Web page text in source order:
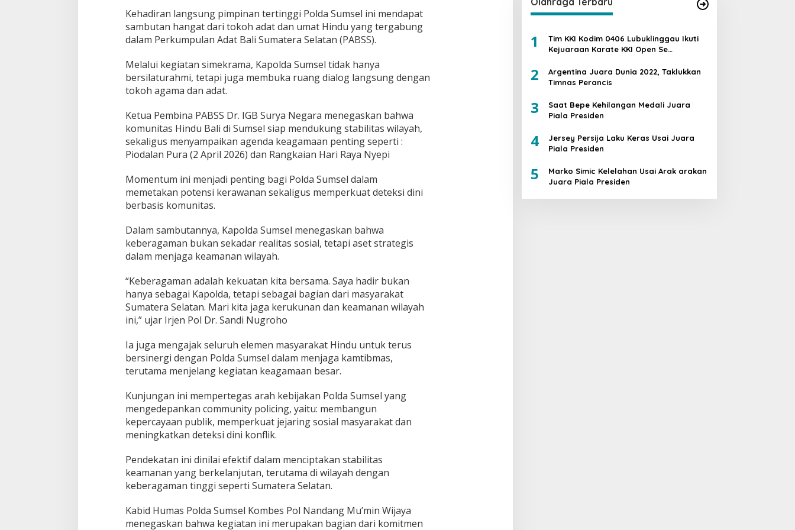
n
K
e
m
n
a
B
e
b
a
s
K
e
e
r
s
a
a
a
n
Kehadiran langsung pimpinan tertinggi Polda Sumsel ini mendapat
sambutan hangat dari tokoh adat dan umat Hindu yang tergabung
dalam Perkumpulan Adat Bali Sumatera Selatan (PABSS).
Melalui kegiatan simekrama, Kapolda Sumsel tidak hanya
bersilaturahmi, tetapi juga membuka ruang dialog langsung dengan
tokoh agama dan adat.
Ketua Pembina PABSS Dr. IGB Surya Negara menegaskan bahwa
komunitas Hindu Bali di Sumsel siap mendukung stabilitas wilayah,
sekaligus menyampaikan agenda keagamaan penting seperti :
Piodalan Pura (2 April 2026) dan Rangkaian Hari Raya Nyepi
Momentum ini menjadi penting bagi Polda Sumsel dalam
memetakan potensi kerawanan sekaligus memperkuat deteksi dini
berbasis komunitas.
Dalam sambutannya, Kapolda Sumsel menegaskan bahwa
keberagaman bukan sekadar realitas sosial, tetapi aset strategis
dalam menjaga keamanan wilayah.
“Keberagaman adalah kekuatan kita bersama. Saya hadir bukan
hanya sebagai Kapolda, tetapi sebagai bagian dari masyarakat
Sumatera Selatan. Mari kita jaga kerukunan dan keamanan wilayah
ini,” ujar Irjen Pol Dr. Sandi Nugroho
Ia juga mengajak seluruh elemen masyarakat Hindu untuk terus
bersinergi dengan Polda Sumsel dalam menjaga kamtibmas,
terutama menjelang kegiatan keagamaan besar.
Kunjungan ini mempertegas arah kebijakan Polda Sumsel yang
mengedepankan community policing, yaitu: membangun
kepercayaan publik, memperkuat jejaring sosial masyarakat dan
meningkatkan deteksi dini konflik.
Pendekatan ini dinilai efektif dalam menciptakan stabilitas
keamanan yang berkelanjutan, terutama di wilayah dengan
keberagaman tinggi seperti Sumatera Selatan.
Kabid Humas Polda Sumsel Kombes Pol Nandang Mu’min Wijaya
menegaskan bahwa kegiatan ini merupakan bagian dari komitmen
1
Tim KKI Kodim 0406 Lubuklinggau Ikuti
Kejuaraan Karate KKI Open Se
2
Argentina Juara Dunia 2022, Taklukkan
Timnas Perancis
3
Saat Bepe Kehilangan Medali Juara
Piala Presiden
4
Jersey Persija Laku Keras Usai Juara
Piala Presiden
5
Marko Simic Kelelahan Usai Arak arakan
Juara Piala Presiden